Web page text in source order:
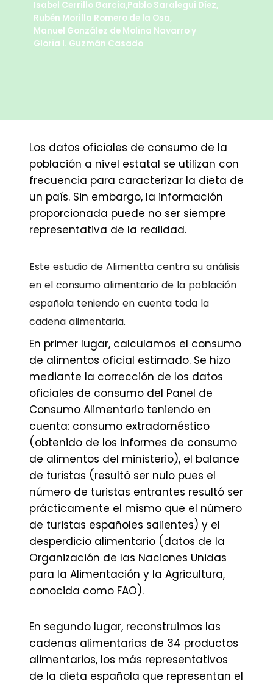
Isabel Cerrillo García,Pablo Saralegui Díez,
Rubén Morilla Romero de la Osa,
Manuel González de Molina Navarroy
Gloria I. Guzmán Casado
Los datos oficiales de consumo de la
población a nivel estatal se utilizan con
frecuencia para caracterizar la dieta de
un país. Sin embargo, la información
proporcionada puede no ser siempre
representativa de la realidad.
Este estudio de Alimentta centra su análisis
en el consumo alimentario de la población
española teniendo en cuenta toda la
cadena alimentaria.
En primer lugar, calculamos el consumo
de alimentos oficial estimado. Se hizo
mediante la corrección de los datos
oficiales de consumo del Panel de
Consumo Alimentario teniendo en
cuenta: consumo extradoméstico
(obtenido de los informes de consumo
de alimentos del ministerio), el balance
de turistas (resultó ser nulo pues el
número de turistas entrantes resultó ser
prácticamente el mismo que el número
de turistas españoles salientes) y el
desperdicio alimentario (datos de la
Organización de las Naciones Unidas
para la Alimentación y la Agricultura,
conocida como FAO).
En segundo lugar, reconstruimos las
cadenas alimentarias de 34 productos
alimentarios, los más representativos
de la dieta española que representan el